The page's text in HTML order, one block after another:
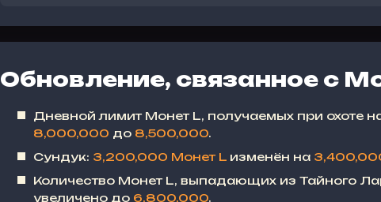
Обновление, связанное с
Дневной лимит Монет L, получаемых при охоте
8,000,000 до 8,500,000.
Сундук: 3,200,000 Монет L изменён на
Количество Монет L, выпадающих из Тайного
увеличено до 6,800,000.